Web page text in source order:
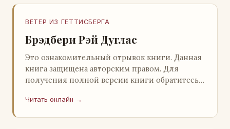
ВЕТЕР ИЗ ГЕТТИСБЕРГА
Брэдбери Рэй Дуглас
Это ознакомительный отрывок книги. Данная
книга защищена авторским правом. Для
получения полной версии книги обратитесь к
легального ко…
Читать онлайн →